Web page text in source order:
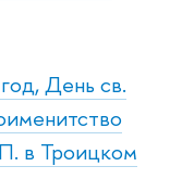
День св.
в Троицком